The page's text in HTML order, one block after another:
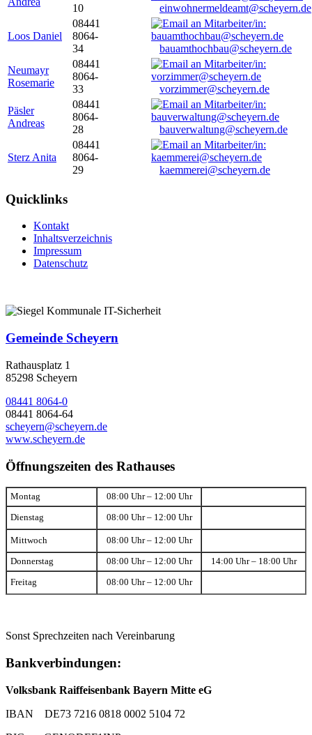
10
einwohnermeldeamt@scheyern.de
Loos Daniel
08441
8064-
34
bauamthochbau@scheyern.de
Neumayr
Rosemarie
08441
8064-
33
vorzimmer@scheyern.de
Päsler
Andreas
08441
8064-
28
bauverwaltung@scheyern.de
Sterz Anita
08441
8064-
29
kaemmerei@scheyern.de
Quicklinks
Kontakt
Inhaltsverzeichnis
Impressum
Datenschutz
Gemeinde Scheyern
Rathausplatz 1
85298 Scheyern
08441 8064-0
08441 8064-64
scheyern@scheyern.de
www.scheyern.de
Öffnungszeiten des Rathauses
Montag 08:00 Uhr – 12:00 Uhr
Dienstag 08:00 Uhr – 12:00 Uhr
Mittwoch 08:00 Uhr – 12:00 Uhr
Donnerstag 08:00 Uhr – 12:00 Uhr 14:00 Uhr – 18:00 Uhr
Freitag 08:00 Uhr – 12:00 Uhr
Sonst Sprechzeiten nach Vereinbarung
Bankverbindungen:
Volksbank Raiffeisenbank Bayern Mitte eG
IBAN DE73 7216 0818 0002 5104 72